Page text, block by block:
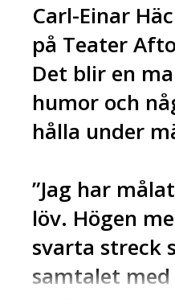
Carl-Einar
på Teater
Det blir en
humor och
hålla under
”Jag har
löv. Högen
svarta streck
samtalet